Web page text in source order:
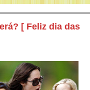
[ Feliz dia das